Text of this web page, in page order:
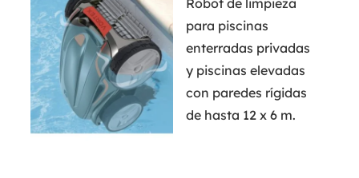
para piscinas
enterradas privadas
y piscinas elevadas
con paredes rígidas
de hasta 12 x 6 m.